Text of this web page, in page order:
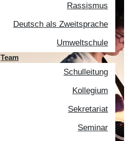
Rassismus
Deutsch als Zweitsprache
Umweltschule
Team
Schulleitung
Kollegium
Sekretariat
Seminar